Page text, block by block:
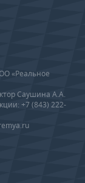
«Реальное
Саушина А.А.
+7 (843) 222-